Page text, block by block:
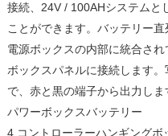
接続、24V / 100AHシステムと
ことができます。バッテリー
電源ボックスの内部に統合さ
ボックスパネルに接続します
で、赤と黒の端子から出力しま
パワーボックスバッテリー
4.コントローラーハンギングボ